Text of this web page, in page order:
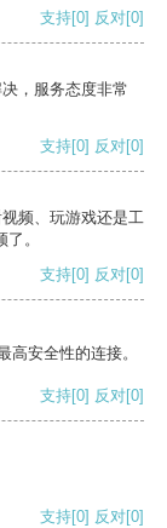
支持[0] 反对[0]
，服务态度非常
支持[0] 反对[0]
频、玩游戏还是工
。
支持[0] 反对[0]
安全性的连接。
支持[0] 反对[0]
支持[0] 反对[0]